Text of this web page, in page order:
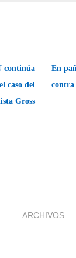
continúa
caso del
Gross
En
contra
ARCHIVOS